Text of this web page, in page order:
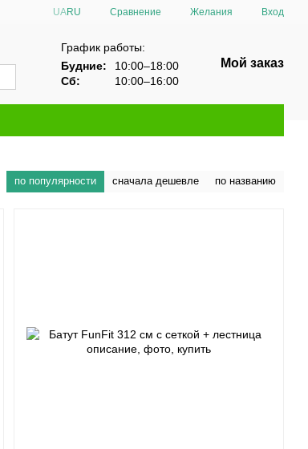
UARU Сравнение Желания Вход
График работы:
Будние:
10:00–18:00
Сб:
10:00–16:00
Мой заказ
по популярности сначала дешевле по названию